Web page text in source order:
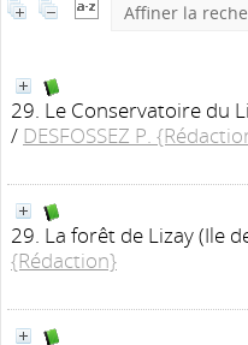
Affiner la
29. Le Conservatoire du
/ DESFOSSEZ P.
29. La forêt de Lizay (Ile
{Rédaction}